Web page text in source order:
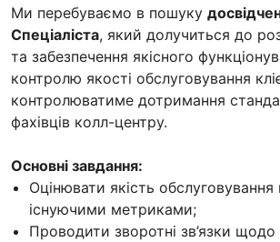
Ми перебуваємо в пошуку
Спеціаліста, який долучиться до
та забезпечення якісного
контролю якості обслуговування
контролюватиме дотримання
фахівців колл-центру.
Основні завдання:
Оцінювати якість обслуговування
існуючими метриками;
Проводити зворотні зв’язки